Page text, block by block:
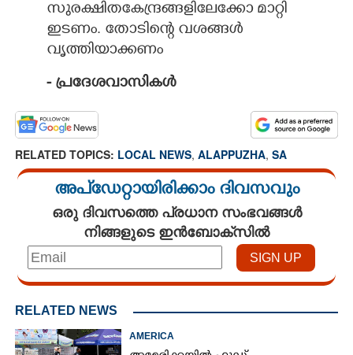
സുരക്ഷിതകേന്ദ്രങ്ങളിലേക്കോ മാറ്റി
ഇടണം. തോടിന്റെ വശങ്ങൾ
വൃത്തിയാക്കണം
- പ്രദേശവാസികൾ
RELATED TOPICS: LOCAL NEWS, ALAPPUZHA, SA
അപ്ഡേറ്റായിരിക്കാം ദിവസവും
ഒരു ദിവസത്തെ പ്രധാന സംഭവങ്ങൾ
നിങ്ങളുടെ ഇൻബോക്സിൽ
RELATED NEWS
AMERICA